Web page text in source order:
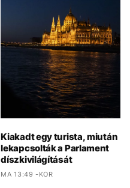
Kiakadt egy turista, miután
lekapcsolták a Parlament
díszkivilágítását
MA 13:49 -KOR